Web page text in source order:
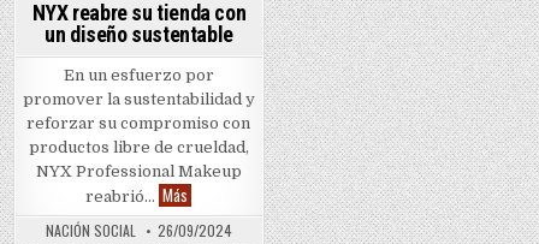
NYX reabre su tienda con
un diseño sustentable
En un esfuerzo por
promover la sustentabilidad y
reforzar su compromiso con
productos libre de crueldad,
NYX Professional Makeup
reabrió… Más NYX reabre su tienda con un diseño sustentable
NACIÓN SOCIAL 26/09/2024